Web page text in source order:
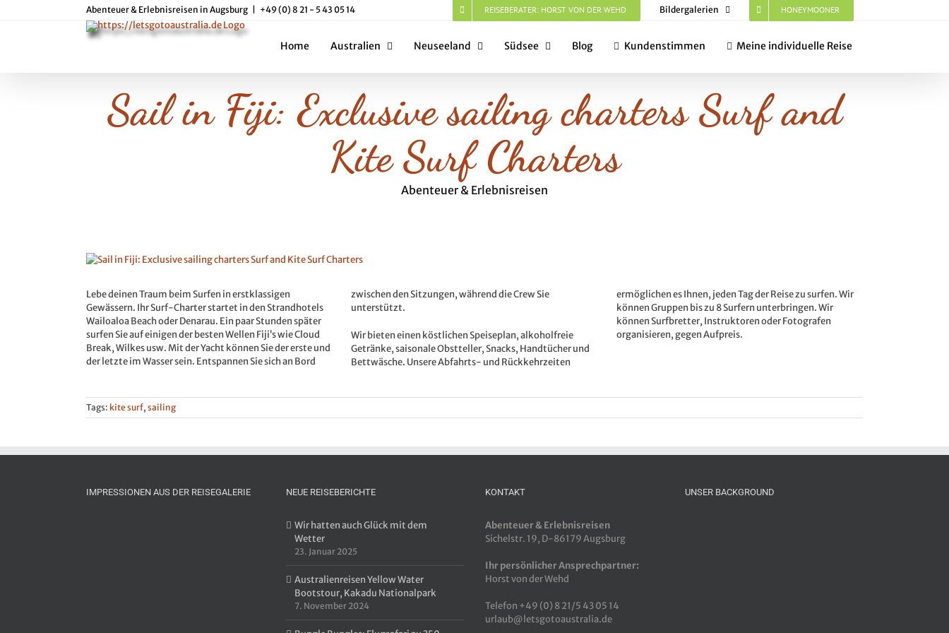
Abenteuer & Erlebnisreisen in Augsburg +49 (0) 8 21 - 5 43 05 14 REISEBERATER: HORST VON DER WEHD Bildergalerien HONEYMOONER
Home Australien Neuseeland Südsee Blog Kundenstimmen Meine individuelle Reise
Sail in Fiji: Exclusive sailing charters Surf and
Kite Surf Charters
Abenteuer & Erlebnisreisen
Zeige
Lebe deinen Traum beim Surfen in erstklassigen
Gewässern. Ihr Surf-Charter startet in den Strandhotels
Wailoaloa Beach oder Denarau. Ein paar Stunden später
surfen Sie auf einigen der besten Wellen Fiji’s wie Cloud
Break, Wilkes usw. Mit der Yacht können Sie der erste und
der letzte im Wasser sein. Entspannen Sie sich an Bord
zwischen den Sitzungen, während die Crew Sie
unterstützt.
Wir bieten einen köstlichen Speiseplan, alkoholfreie
Getränke, saisonale Obstteller, Snacks, Handtücher und
Bettwäsche. Unsere Abfahrts- und Rückkehrzeiten
ermöglichen es Ihnen, jeden Tag der Reise zu surfen. Wir
können Gruppen bis zu 8 Surfern unterbringen. Wir
können Surfbretter, Instruktoren oder Fotografen
organisieren, gegen Aufpreis.
Tags: kite surf, sailing
IMPRESSIONEN AUS DER REISEGALERIE NEUE REISEBERICHTE
Wir hatten auch Glück mit dem
Wetter
23. Januar 2025
Australienreisen Yellow Water
Bootstour, Kakadu Nationalpark
7. November 2024
KONTAKT
Abenteuer & Erlebnisreisen
Sichelstr. 19, D-86179 Augsburg
Ihr persönlicher Ansprechpartner:
Horst von der Wehd
Telefon +49 (0) 8 21/5 43 05 14
urlaub@letsgotoaustralia.de
UNSER BACKGROUND